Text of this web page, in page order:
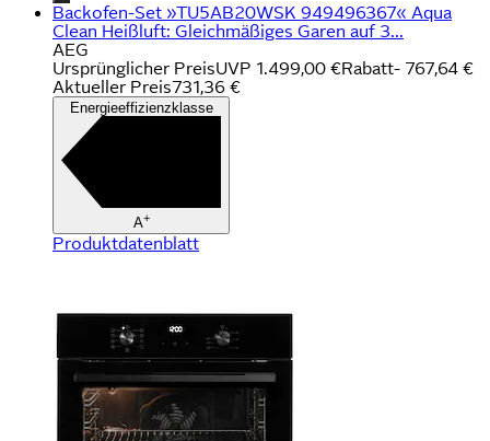
Backofen-Set »TU5AB20WSK 949496367« Aqua
Clean Heißluft: Gleichmäßiges Garen auf 3...
AEG
Ursprünglicher PreisUVP 1.499,00 €Rabatt- 767,64 €
Aktueller Preis731,36 €
Energieeffizienzklasse
A+
Produktdatenblatt